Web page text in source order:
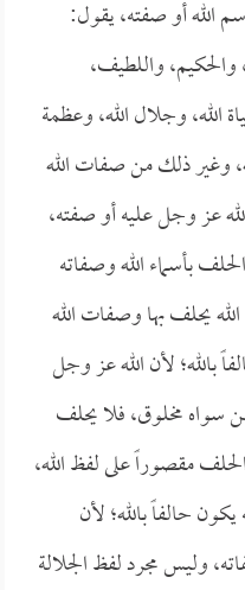
الله أو صفته، يقول:
والحكيم، واللطيف،
الله، وجلال الله، وعظمة
وغير ذلك من صفات الله
عز وجل عليه أو صفته،
بأسماء الله وصفاته
يحلف بها وصفات الله
بالله؛ لأن الله عز وجل
سواه مخلوق، فلا يحلف
مقصوراً على لفظ الله،
حالفاً بالله؛ لأن
وليس مجرد لفظ الجلالة